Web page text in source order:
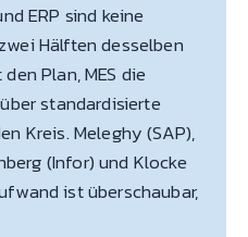
ERP sind keine
Hälften desselben
Plan, MES die
standardisierte
Kreis. Meleghy (SAP),
(Infor) und Klocke
ist überschaubar,